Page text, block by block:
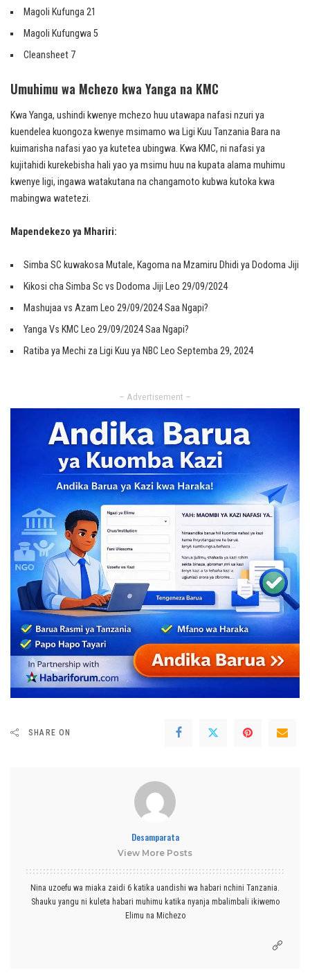
Magoli Kufunga 21
Magoli Kufungwa 5
Cleansheet 7
Umuhimu wa Mchezo kwa Yanga na KMC
Kwa Yanga, ushindi kwenye mchezo huu utawapa nafasi nzuri ya
kuendelea kuongoza kwenye msimamo wa Ligi Kuu Tanzania Bara na
kuimarisha nafasi yao ya kutetea ubingwa. Kwa KMC, ni nafasi ya
kujitahidi kurekebisha hali yao ya msimu huu na kupata alama muhimu
kwenye ligi, ingawa watakutana na changamoto kubwa kutoka kwa
mabingwa watetezi.
Mapendekezo ya Mhariri:
Simba SC kuwakosa Mutale, Kagoma na Mzamiru Dhidi ya Dodoma Jiji
Kikosi cha Simba Sc vs Dodoma Jiji Leo 29/09/2024
Mashujaa vs Azam Leo 29/09/2024 Saa Ngapi?
Yanga Vs KMC Leo 29/09/2024 Saa Ngapi?
Ratiba ya Mechi za Ligi Kuu ya NBC Leo Septemba 29, 2024
– Advertisement –
SHARE ON
Desamparata
View More Posts
Nina uzoefu wa miaka zaidi 6 katika uandishi wa habari nchini Tanzania.
Shauku yangu ni kuleta habari muhimu katika nyanja mbalimbali ikiwemo
Elimu na Michezo